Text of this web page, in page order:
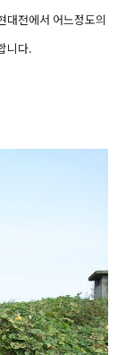
대전에서 어느정도의
니다.